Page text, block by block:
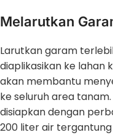
Melarutkan
Larutkan garam
diaplikasikan ke lahan
akan membantu
ke seluruh area
disiapkan dengan
200 liter air